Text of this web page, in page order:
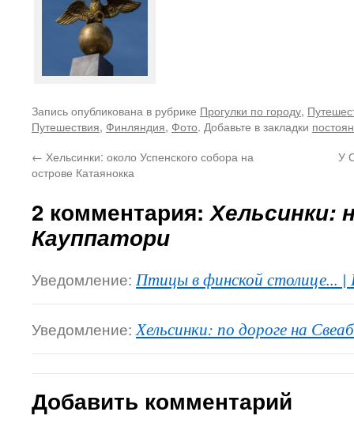
Запись опубликована в рубрике Прогулки по городу,
Путешествия, Финляндия, Фото. Добавьте в закладки
← Хельсинки: около Успенского собора на
острове Катаянокка
У
2 комментария:Хельсинки:
Кауппатори
Уведомление: Птицы в финской столице... |
Уведомление: Хельсинки: по дороге на
Добавить комментарий